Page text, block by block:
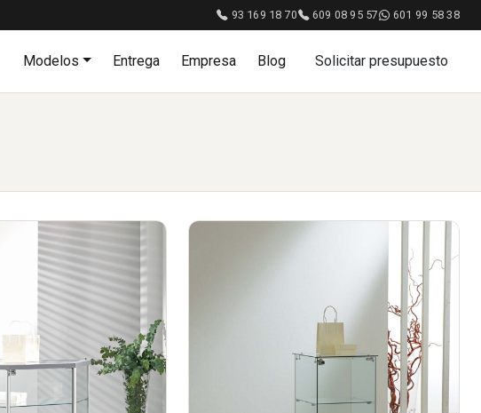
93 169 18 70 609 08 95 57 601 99 58 38
Modelos Entrega Empresa Blog Solicitar presupuesto